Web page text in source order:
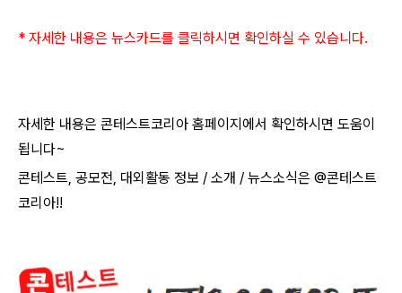
* 자세한 내용은 뉴스카드를 클릭하시면 확인하실 수 있습니다.
자세한 내용은 콘테스트코리아 홈페이지에서 확인하시면 도움이
됩니다~​
콘테스트, 공모전, 대외활동 정보 / 소개 / 뉴스소식은 @콘테스트
코리아!!